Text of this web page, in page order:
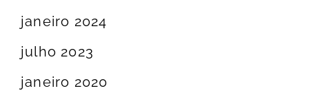
janeiro 2024
julho 2023
janeiro 2020